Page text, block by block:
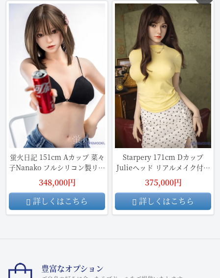
蛍火日記 151cm Aカップ 菜々
子Nanako フルシリコン製リア
ルラブドール
348,000円
詳しくはこちら
Starpery 171cm Dカップ
Julieヘッド リアルメイク付き
フルシリコン製 熟女ダッチワ
イフ
375,000円
詳しくはこちら
豊富なオプション